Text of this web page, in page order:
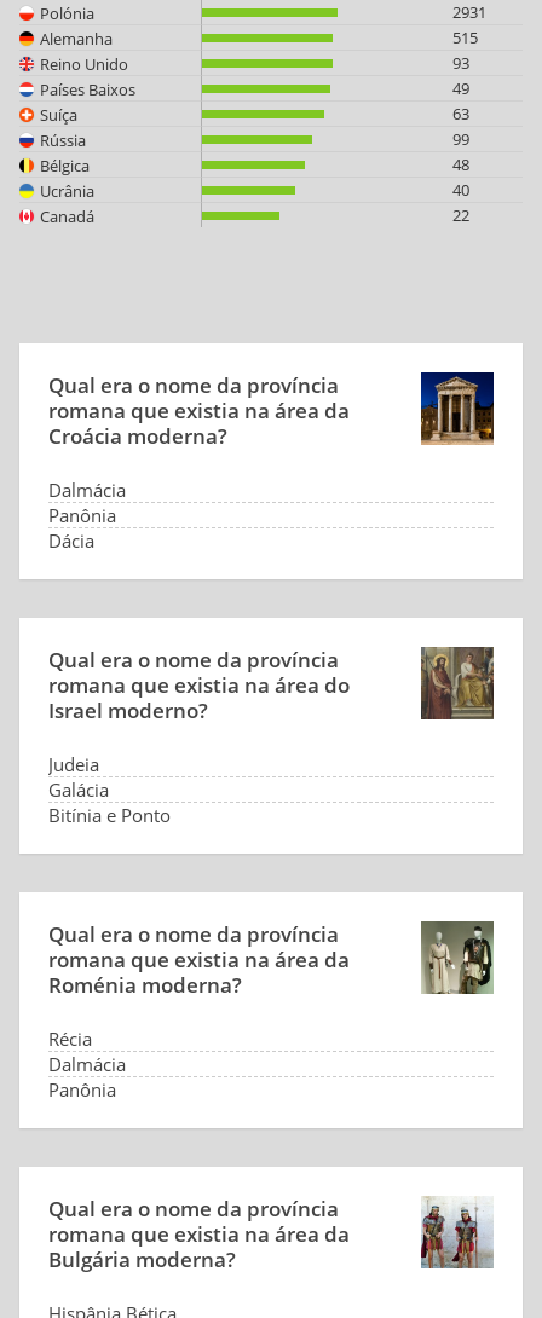
Polónia
2931
Alemanha
515
Reino Unido
93
Países Baixos
49
Suíça
63
Rússia
99
Bélgica
48
Ucrânia
40
Canadá
22
Qual era o nome da província
romana que existia na área da
Croácia moderna?
Dalmácia
Panônia
Dácia
Qual era o nome da província
romana que existia na área do
Israel moderno?
Judeia
Galácia
Bitínia e Ponto
Qual era o nome da província
romana que existia na área da
Roménia moderna?
Récia
Dalmácia
Panônia
Qual era o nome da província
romana que existia na área da
Bulgária moderna?
Hispânia Bética